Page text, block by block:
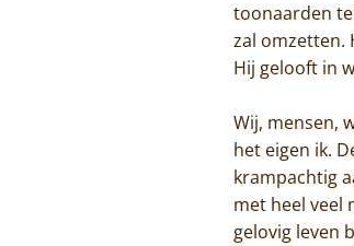
toonaarden
zal omzetten.
Hij gelooft in
Wij, mensen,
het eigen ik.
krampachtig
met heel veel
gelovig leven